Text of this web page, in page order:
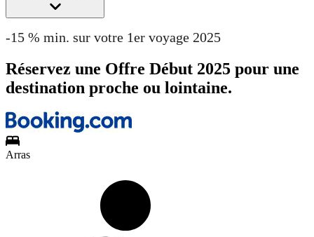
-15 % min. sur votre 1er voyage 2025
Réservez une Offre Début 2025 pour une
destination proche ou lointaine.
Arras